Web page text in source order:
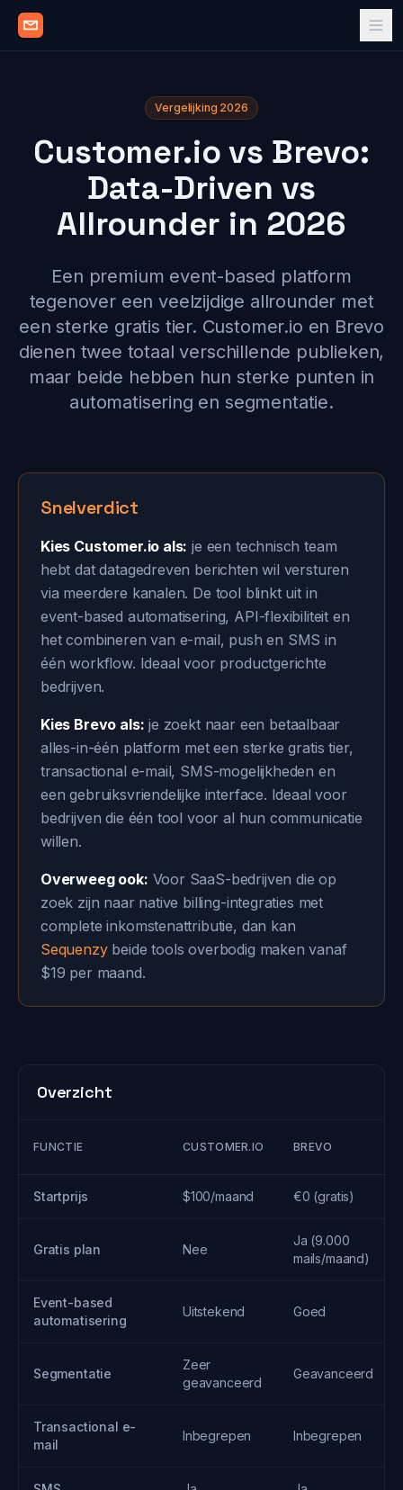
Vergelijking 2026
Customer.io vs Brevo:
Data-Driven vs
Allrounder in 2026
Een premium event-based platform
tegenover een veelzijdige allrounder met
een sterke gratis tier. Customer.io en Brevo
dienen twee totaal verschillende publieken,
maar beide hebben hun sterke punten in
automatisering en segmentatie.
Snelverdict
Kies Customer.io als: je een technisch team
hebt dat datagedreven berichten wil versturen
via meerdere kanalen. De tool blinkt uit in
event-based automatisering, API-flexibiliteit en
het combineren van e-mail, push en SMS in
één workflow. Ideaal voor productgerichte
bedrijven.
Kies Brevo als: je zoekt naar een betaalbaar
alles-in-één platform met een sterke gratis tier,
transactional e-mail, SMS-mogelijkheden en
een gebruiksvriendelijke interface. Ideaal voor
bedrijven die één tool voor al hun communicatie
willen.
Overweeg ook: Voor SaaS-bedrijven die op
zoek zijn naar native billing-integraties met
complete inkomstenattributie, dan kan
Sequenzybeide tools overbodig maken vanaf
$19 per maand.
Overzicht
FUNCTIE CUSTOMER.IO BREVO
Startprijs $100/maand €0 (gratis)
Gratis plan Nee
Ja (9.000
mails/maand)
Event-based
automatisering
Uitstekend Goed
Segmentatie
Zeer
geavanceerd
Geavanceerd
Transactional e-
mail
Inbegrepen Inbegrepen